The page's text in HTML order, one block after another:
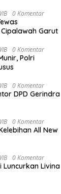
0 Komentar
Garut
0 Komentar
Polri
0 Komentar
DPD Gerindra
0 Komentar
All New
0 Komentar
Luncurkan Livina